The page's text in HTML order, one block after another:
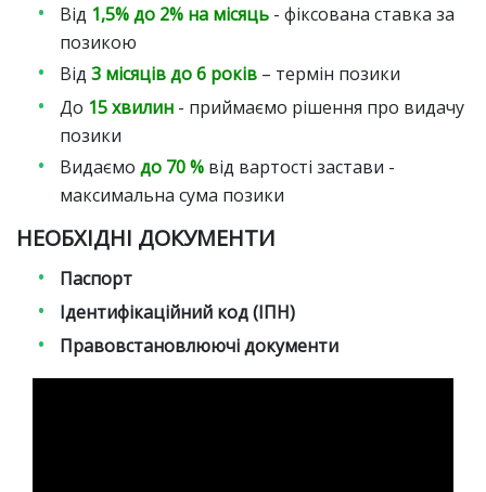
Від 1,5% до 2% на місяць - фіксована ставка за
позикою
Від 3 місяців до 6 років – термін позики
До 15 хвилин - приймаємо рішення про видачу
позики
Видаємо до 70 % від вартості застави -
максимальна сума позики
НЕОБХІДНІ ДОКУМЕНТИ
Паспорт
Ідентифікаційний код (ІПН)
Правовстановлюючі документи